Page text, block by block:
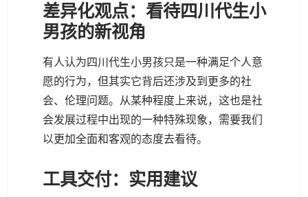
差异化观点：看待四川代生小
男孩的新视角
有人认为四川代生小男孩只是一种满足个人意
愿的行为，但其实它背后还涉及到更多的社
会、伦理问题。从某种程度上来说，这也是社
会发展过程中出现的一种特殊现象，需要我们
以更加全面和客观的态度去看待。
工具交付：实用建议